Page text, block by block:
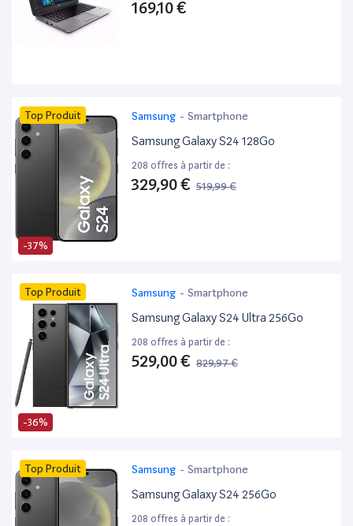
169,10 €
-37%
Top Produit Samsung - Smartphone
Samsung Galaxy S24 128Go
208 offres à partir de :
329,90 € 519,99 €
-36%
Top Produit Samsung - Smartphone
Samsung Galaxy S24 Ultra 256Go
208 offres à partir de :
529,00 € 829,97 €
Top Produit Samsung - Smartphone
Samsung Galaxy S24 256Go
208 offres à partir de :